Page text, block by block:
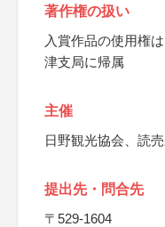
著作権の扱い
入賞作品の使用権
津支局に帰属
主催
日野観光協会、読
提出先・問合先
〒529-1604